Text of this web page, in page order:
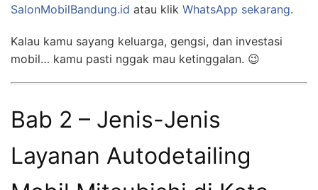
SalonMobilBandung.id atau klik WhatsApp sekarang.
Kalau kamu sayang keluarga, gengsi, dan investasi
mobil… kamu pasti nggak mau ketinggalan. 😉
Bab 2 – Jenis-Jenis
Layanan Autodetailing